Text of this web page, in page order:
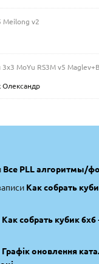
Meilong v2
3х3 MoYu RS3M v5
Олександр
Все PLL алгоритмы/
Как собрать
Как собрать кубик
Графік оновлення